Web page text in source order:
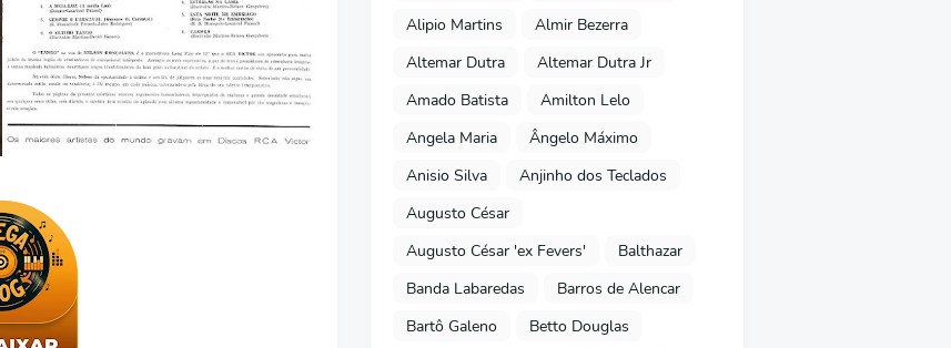
Alipio Martins
Almir Bezerra
Altemar Dutra
Altemar Dutra Jr
Amado Batista
Amilton Lelo
Angela Maria
Ângelo Máximo
Anisio Silva
Anjinho dos Teclados
Augusto César
Augusto César 'ex Fevers'
Balthazar
Banda Labaredas
Barros de Alencar
Bartô Galeno
Betto Douglas